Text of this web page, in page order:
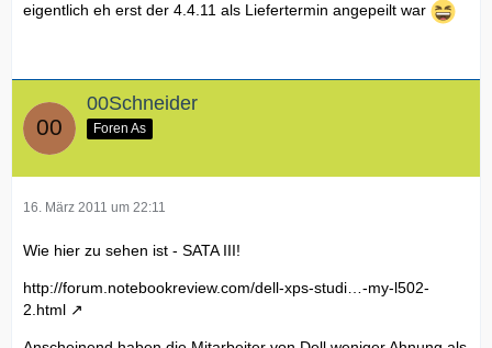
eigentlich eh erst der 4.4.11 als Liefertermin angepeilt war
00Schneider
Foren As
16. März 2011 um 22:11
Wie hier zu sehen ist - SATA III!
http://forum.notebookreview.com/dell-xps-studi…-my-l502-
2.html